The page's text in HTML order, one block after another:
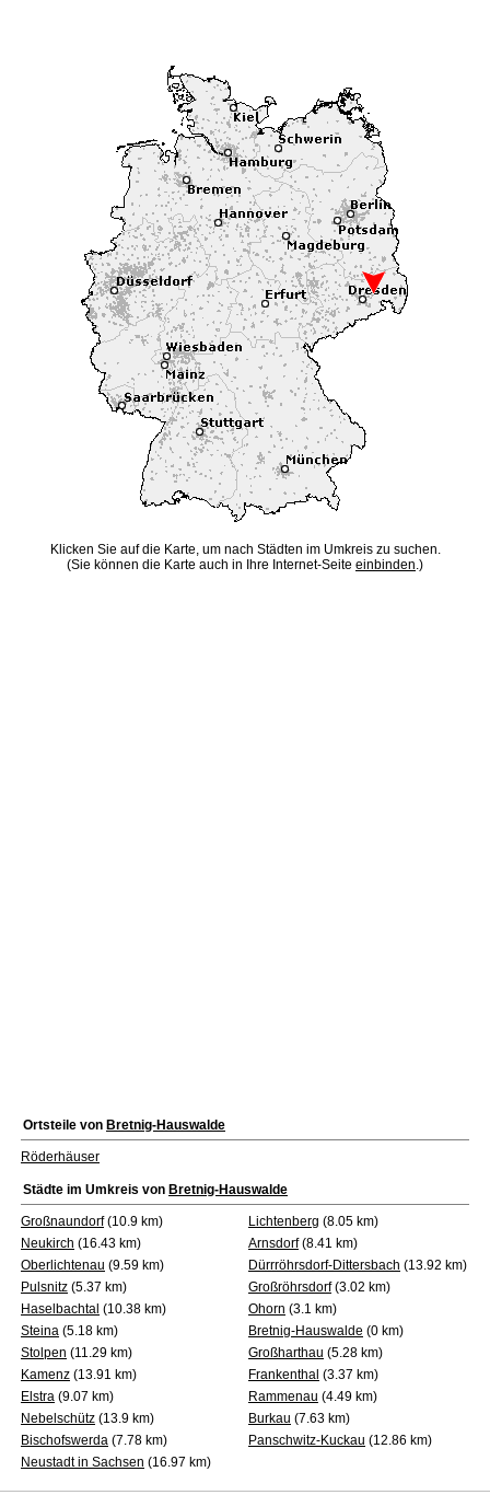
Klicken Sie auf die Karte, um nach Städten im Umkreis zu suchen.
(Sie können die Karte auch in Ihre Internet-Seite einbinden.)
Ortsteile von Bretnig-Hauswalde
Röderhäuser
Städte im Umkreis von Bretnig-Hauswalde
Großnaundorf(10.9 km) Lichtenberg (8.05 km)
Neukirch (16.43 km) Arnsdorf(8.41 km)
Oberlichtenau (9.59 km) Dürrröhrsdorf-Dittersbach (13.92 km)
Pulsnitz (5.37 km) Großröhrsdorf(3.02 km)
Haselbachtal (10.38 km) Ohorn (3.1 km)
Steina (5.18 km) Bretnig-Hauswalde (0 km)
Stolpen (11.29 km) Großharthau (5.28 km)
Kamenz (13.91 km) Frankenthal (3.37 km)
Elstra (9.07 km) Rammenau (4.49 km)
Nebelschütz (13.9 km) Burkau (7.63 km)
Bischofswerda (7.78 km) Panschwitz-Kuckau (12.86 km)
Neustadt in Sachsen (16.97 km)